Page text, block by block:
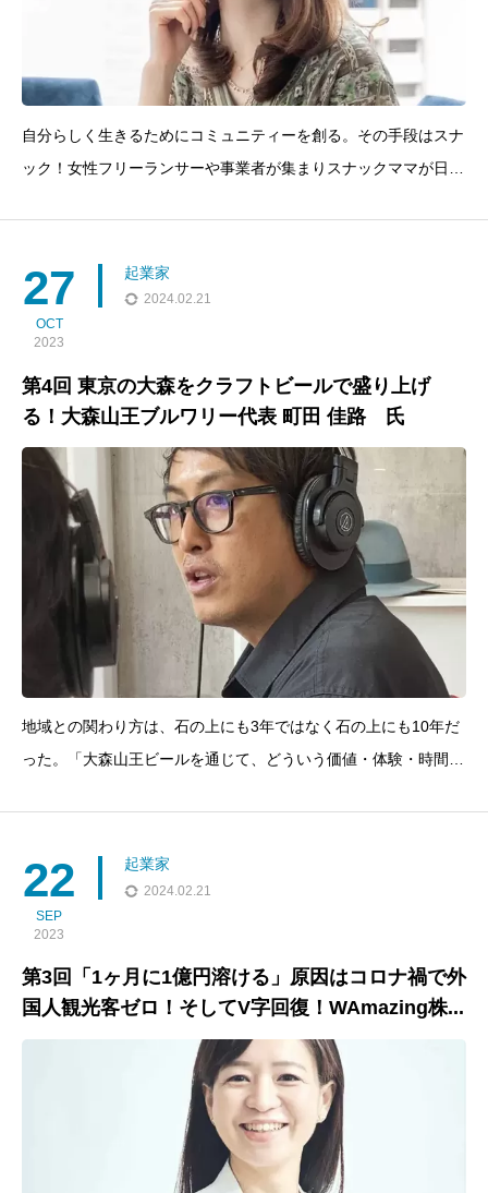
自分らしく生きるためにコミュニティーを創る。その手段はスナ
ック！女性フリーランサーや事業者が集まりスナックママが日替
上林さん。原因は中高生のコミュニティは小さく閉鎖的な場所で
つ
27
OCT
2023
起業家
2024.02.21
第4回 東京の大森をクラフトビールで盛り上げ
る！大森山王ブルワリー代表 町田 佳路 氏
地域との関わり方は、石の上にも3年ではなく石の上にも10年だ
った。「大森山王ビールを通じて、どういう価値・体験・時間を
広告やメディアのWEB事業に従事し、2011年ウル
22
SEP
2023
起業家
2024.02.21
第3回「1ヶ月に1億円溶ける」原因はコロナ禍で外
国人観光客ゼロ！そしてV字回復！WAmazing株...